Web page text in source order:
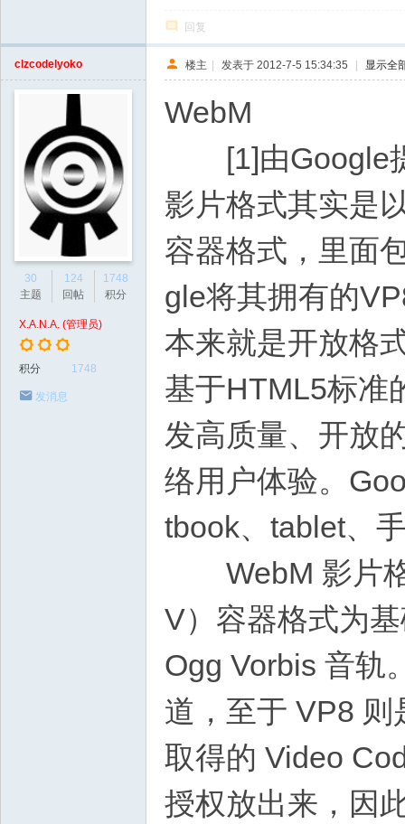
回复
clzcodelyoko
30
主题
124
回帖
1748
积分
X.A.N.A. (管理员)
积分 1748
发消息
楼主 | 发表于 2012-7-5 15:34:35 | 显示全
WebM
[1]由Google提
影片格式其实是
容器格式，里面
gle将其拥有的
本来就是开放格
基于HTML5标准
发高质量、开放
络用户体验。
tbook、tablet、
WebM 影片格
V）容器格式为
Ogg Vorbis 音轨
道，至于 VP8
取得的 Video
授权放出来，因